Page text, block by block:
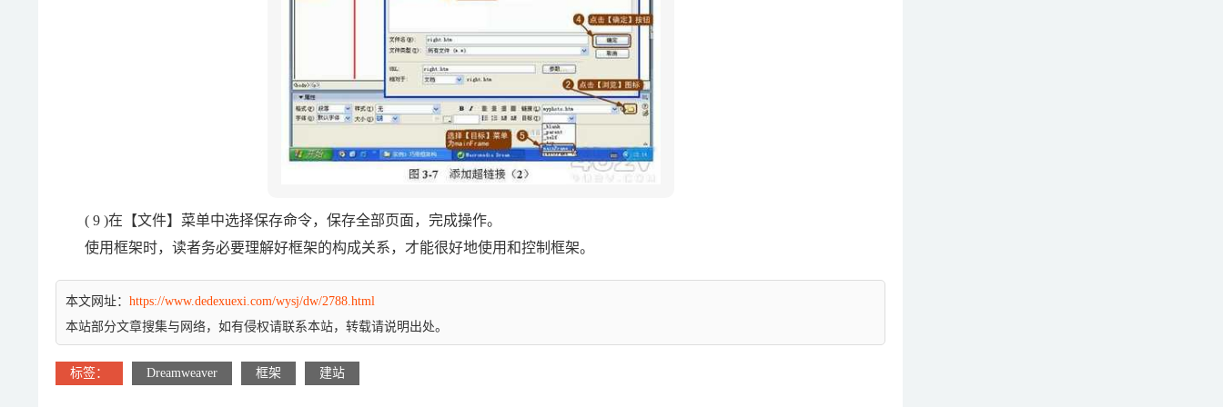
( 9 )在【文件】菜单中选择保存命令，保存全部页面，完成操作。
使用框架时，读者务必要理解好框架的构成关系，才能很好地使用和控制框架。
本文网址： https://www.dedexuexi.com/wysj/dw/2788.html
本站部分文章搜集与网络，如有侵权请联系本站，转载请说明出处。
标签： Dreamweaver 框架 建站